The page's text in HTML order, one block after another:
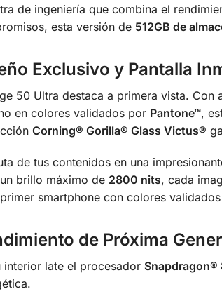
de ingeniería que combina el
esta versión de 512GB de
Exclusivo y Pantalla
50 Ultra destaca a primera vista. Con
en colores validados por Pantone™,
Corning® Gorilla® Glass Victus®
de tus contenidos en una
brillo máximo de 2800 nits, cada
smartphone con colores
de Próxima
interior late el procesador Snapdragon®